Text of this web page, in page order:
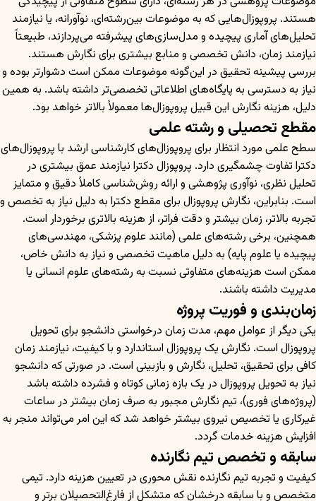
هستند. پروپوزال‌هایی که به موضوعات بین‌رشته‌ای، نوآورانه، یا نیازمند
تحلیل‌های آماری پیچیده و مدل‌سازی‌های پیشرفته می‌پردازند، طبیعتاً
نیازمند زمان، دانش تخصصی و منابع بیشتری برای نگارش هستند.
بررسی پیشینه تحقیق در این‌گونه موضوعات ممکن است دشوارتر بوده و
نیاز به دسترسی به پایگاه‌های اطلاعاتی تخصصی‌تر داشته باشد. به همین
دلیل، هزینه نگارش این قبیل پروپوزال‌ها معمولاً بالاتر خواهد بود.
مقطع تحصیلی و رشته علمی
سطح علمی مورد انتظار برای پروپوزال‌های کارشناسی ارشد با پروپوزال‌های
دکترا تفاوت چشمگیری دارد. پروپوزال دکترا نیازمند عمق بیشتری در
تحلیل نظری، نوآوری پژوهشی و ارائه روش‌شناسی کاملاً دقیق و متمایز
است. بنابراین، نگارش پروپوزال برای مقطع دکترا به دلیل نیاز به تخصص و
تجربه بالاتر، زمان بیشتر و دقت فراتر، از هزینه بالاتری برخوردار است.
همچنین، برخی رشته‌های علمی (مانند علوم پزشکی، مهندسی‌های
پیچیده یا علوم پایه) به دلیل ماهیت تخصصی و نیاز به دانش خاص،
ممکن است هزینه‌های متفاوتی نسبت به رشته‌های علوم انسانی یا
مدیریت داشته باشند.
زمان‌بندی و فوریت پروژه
یکی دیگر از عوامل مهم، مدت زمان درخواستی دانشجو برای تحویل
پروپوزال است. نگارش یک پروپوزال استاندارد و با کیفیت، نیازمند زمان
کافی برای تحقیق، تحلیل، نگارش و بازبینی است. در صورتی که دانشجو
نیاز به تحویل پروپوزال در یک بازه زمانی کوتاه و فشرده داشته باشد
(پروژه‌های فوری)، تیم نگارش مجبور به صرف زمان بیشتر در ساعات
غیرکاری یا تخصیص نیروی بیشتر خواهد شد که این امر می‌تواند منجر به
افزایش هزینه خدمات گردد.
سابقه و تخصص تیم نگارنده
کیفیت و تجربه تیم نگارنده نقش محوری در تعیین هزینه دارد. تیمی
متخصص و با سابقه درخشان که متشکل از فارغ‌التحصیلان برتر و